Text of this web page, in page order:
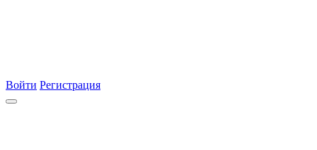
Войти Регистрация